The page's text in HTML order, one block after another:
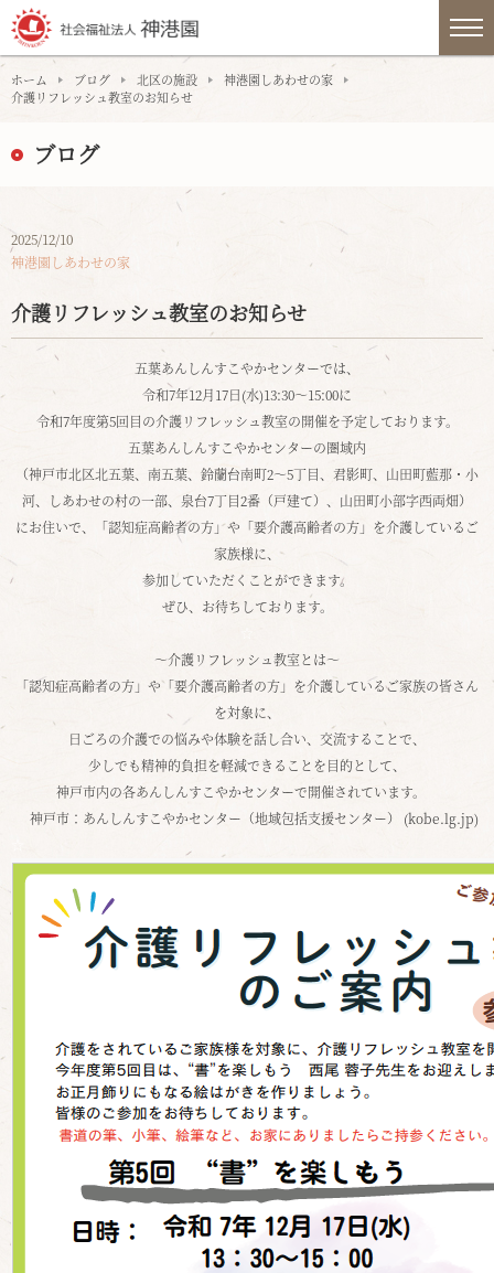
ホーム ブログ 北区の施設
神港園しあわせの家
介護リフレッシュ教室のお知らせ
ブログ
2025/12/10
神港園しあわせの家
介護リフレッシュ教室のお知らせ
五葉あんしんすこやかセンターでは、
令和7年12月17日(水)13:30～15:00に
令和7年度第5回目の介護リフレッシュ教室の開催を予定しております。
五葉あんしんすこやかセンターの圏域内
（神戸市北区北五葉、南五葉、鈴蘭台南町2～5丁目、君影町、山田町藍那・小
河、しあわせの村の一部、泉台7丁目2番（戸建て）、山田町小部字西両畑）
にお住いで、「認知症高齢者の方」や「要介護高齢者の方」を介護しているご
家族様に、
参加していただくことができます。
ぜひ、お待ちしております。
～介護リフレッシュ教室とは～
「認知症高齢者の方」や「要介護高齢者の方」を介護しているご家族の皆さん
を対象に、
日ごろの介護での悩みや体験を話し合い、交流することで、
少しでも精神的負担を軽減できることを目的として、
神戸市内の各あんしんすこやかセンターで開催されています。
神戸市：あんしんすこやかセンター（地域包括支援センター） (kobe.lg.jp)